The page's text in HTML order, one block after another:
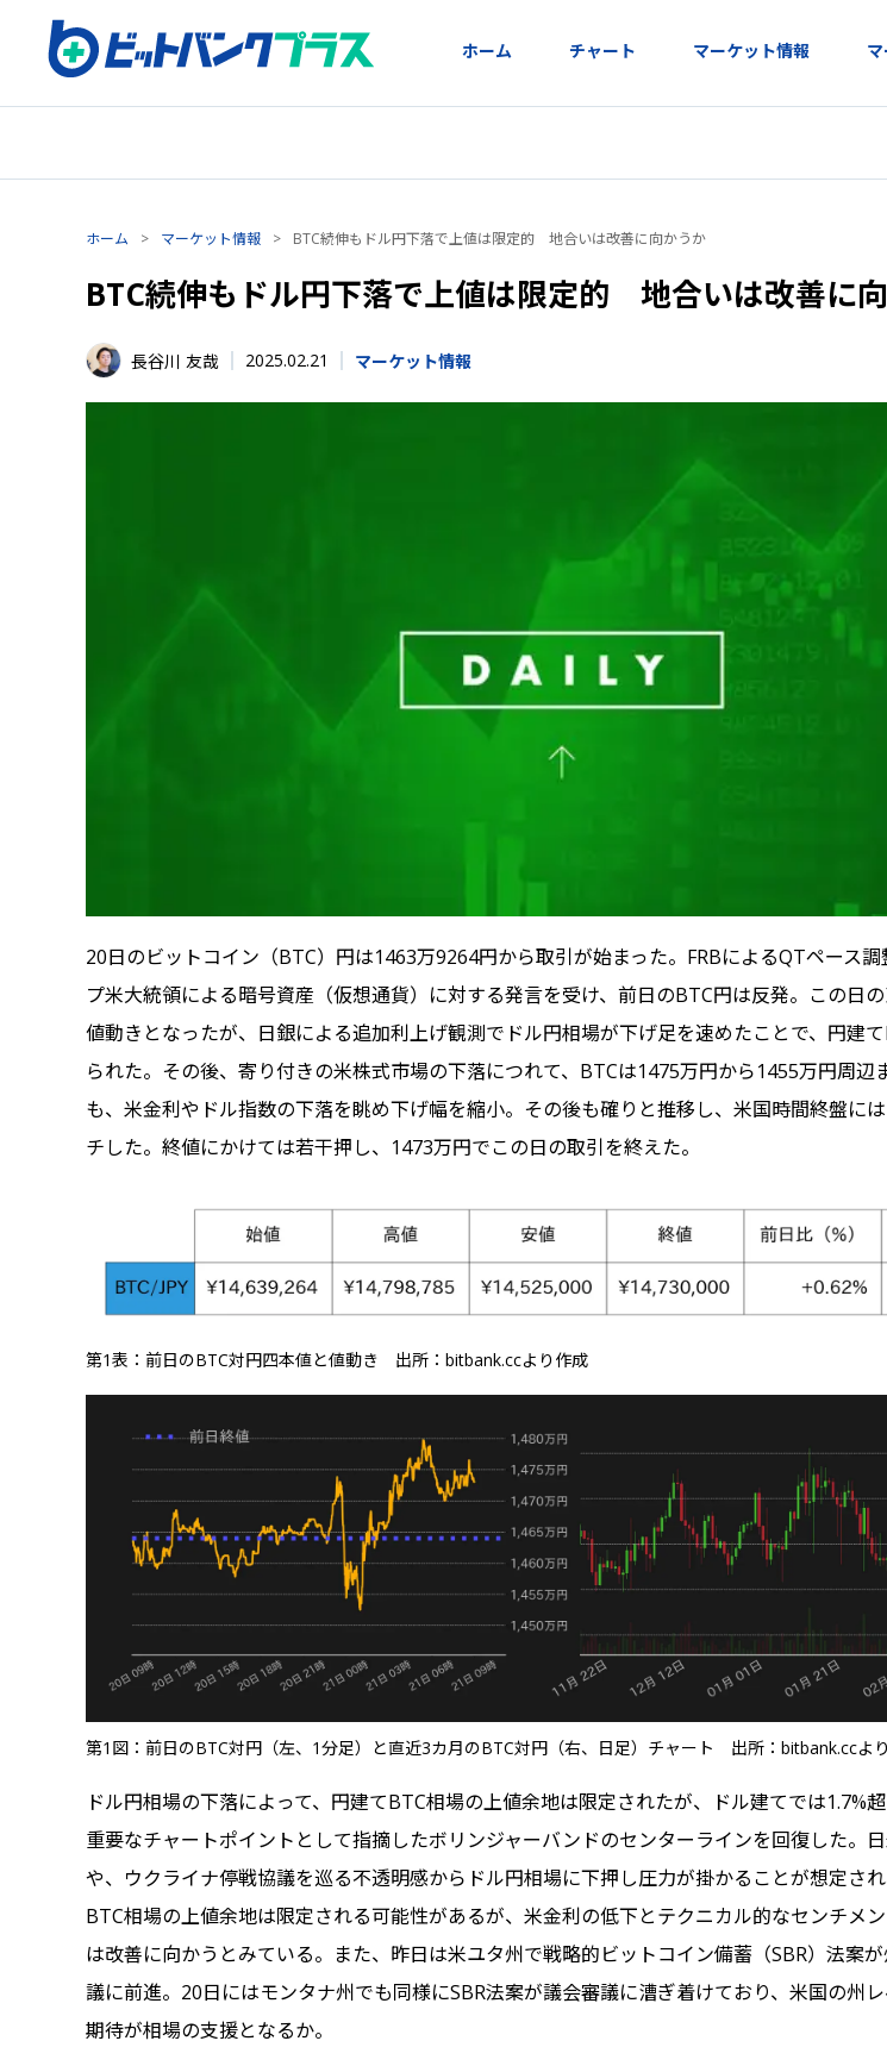
ホーム チャート マーケット情報
ホーム > マーケット情報 > BTC続伸もドル円下落で上値は限定的 地合いは改善に向かうか
BTC続伸もドル円下落で上値は限定的 地合いは改善に
長谷川 友哉 2025.02.21 マーケット情報
20日のビットコイン（BTC）円は1463万9264円から取引が始まった。FRBによるQTペース
プ米大統領による暗号資産（仮想通貨）に対する発言を受け、前日のBTC円は反発。この日
値動きとなったが、日銀による追加利上げ観測でドル円相場が下げ足を速めたことで、円建
られた。その後、寄り付きの米株式市場の下落につれて、BTCは1475万円から1455万円周辺
も、米金利やドル指数の下落を眺め下げ幅を縮小。その後も確りと推移し、米国時間終盤に
チした。終値にかけては若干押し、1473万円でこの日の取引を終えた。
第1表：前日のBTC対円四本値と値動き 出所：bitbank.ccより作成
第1図：前日のBTC対円（左、1分足）と直近3カ月のBTC対円（右、日足）チャート 出所：bitbank.ccよ
ドル円相場の下落によって、円建てBTC相場の上値余地は限定されたが、ドル建てでは1.7%超
重要なチャートポイントとして指摘したボリンジャーバンドのセンターラインを回復した。
や、ウクライナ停戦協議を巡る不透明感からドル円相場に下押し圧力が掛かることが想定さ
BTC相場の上値余地は限定される可能性があるが、米金利の低下とテクニカル的なセンチメ
は改善に向かうとみている。また、昨日は米ユタ州で戦略的ビットコイン備蓄（SBR）法案
議に前進。20日にはモンタナ州でも同様にSBR法案が議会審議に漕ぎ着けており、米国の州
期待が相場の支援となるか。